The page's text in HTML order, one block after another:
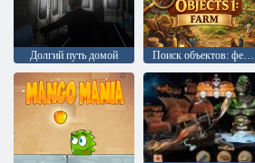
Долгий путь домой Поиск объектов: ферма